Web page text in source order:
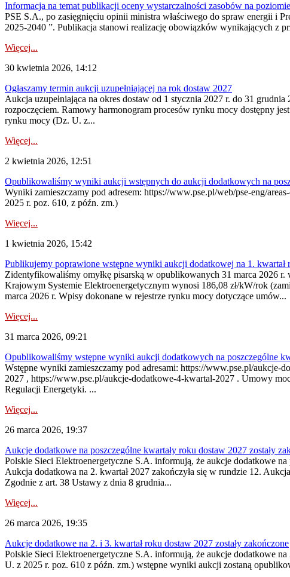
Informacja na temat publikacji oceny wystarczalności zasobów na
PSE S.A., po zasięgnięciu opinii ministra właściwego do spraw energii i
2025-2040 ”. Publikacja stanowi realizację obowiązków wynikających z
Więcej...
30 kwietnia 2026, 14:12
Ogłaszamy termin aukcji uzupełniającej na rok dostaw 2027
Aukcja uzupełniająca na okres dostaw od 1 stycznia 2027 r. do 31
rozpoczęciem. Ramowy harmonogram procesów rynku mocy dostępny
rynku mocy (Dz. U. z...
Więcej...
2 kwietnia 2026, 12:51
Opublikowaliśmy wyniki aukcji wstępnych do aukcji dodatkowych na
Wyniki zamieszczamy pod adresem: https://www.pse.pl/web/pse-eng/
2025 r. poz. 610, z późn. zm.)
Więcej...
1 kwietnia 2026, 15:42
Publikujemy poprawione wstępne wyniki aukcji dodatkowej na 1. kwartał
Zidentyfikowaliśmy omyłkę pisarską w opublikowanych 31 marca 2026
Krajowym Systemie Elektroenergetycznym wynosi 186,08 zł/kW/rok
marca 2026 r. Wpisy dokonane w rejestrze rynku mocy dotyczące umów...
Więcej...
31 marca 2026, 09:21
Opublikowaliśmy wstępne wyniki aukcji dodatkowych na poszczególne
Wstępne wyniki zamieszczamy pod adresami: https://www.pse.pl/
2027 , https://www.pse.pl/aukcje-dodatkowe-4-kwartal-2027 . Umowy
Regulacji Energetyki. ...
Więcej...
26 marca 2026, 19:37
Aukcje dodatkowe na poszczególne kwartały roku dostaw 2027 zostały
Polskie Sieci Elektroenergetyczne S.A. informują, że aukcje dodatkowe
Aukcja dodatkowa na 2. kwartał 2027 zakończyła się w rundzie 12.
Zgodnie z art. 38 Ustawy z dnia 8 grudnia...
Więcej...
26 marca 2026, 19:35
Aukcje dodatkowe na 2. i 3. kwartał roku dostaw 2027 zostały zakończone
Polskie Sieci Elektroenergetyczne S.A. informują, że aukcje dodatkowe
U. z 2025 r. poz. 610 z późn. zm.) wstępne wyniki aukcji zostaną